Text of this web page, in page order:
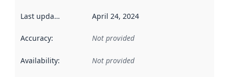
Last updated April 24, 2024
Accuracy: Not provided
Availability: Not provided